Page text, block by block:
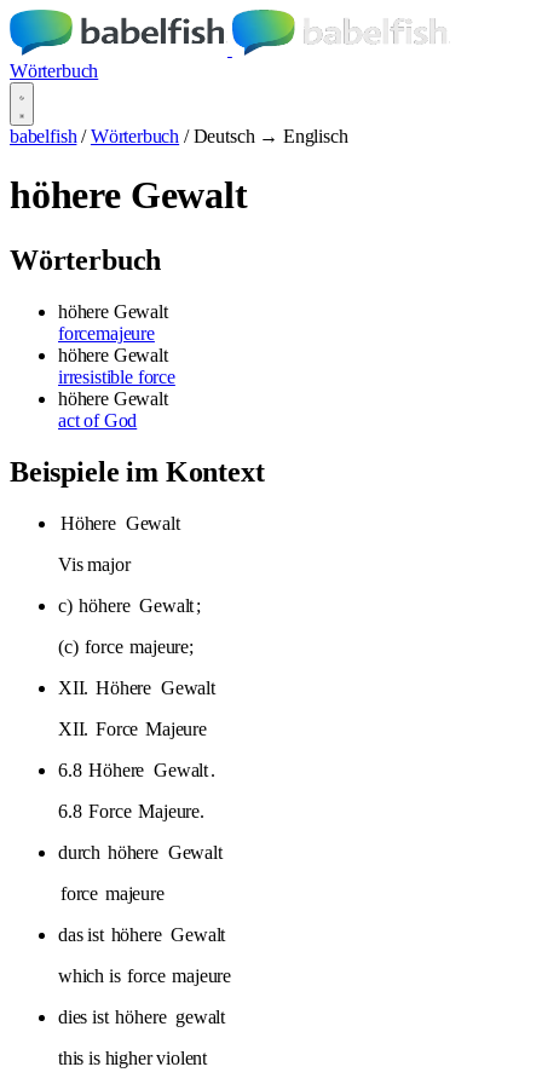
Wörterbuch
babelfish / Wörterbuch / Deutsch → Englisch
höhere Gewalt
Wörterbuch
höhere Gewalt
forcemajeure
höhere Gewalt
irresistible force
höhere Gewalt
act of God
Beispiele im Kontext
Höhere Gewalt
Vis major
c) höhere Gewalt;
(c) force majeure;
XII. Höhere Gewalt
XII. Force Majeure
6.8 Höhere Gewalt.
6.8 Force Majeure.
durch höhere Gewalt
force majeure
das ist höhere Gewalt
which is force majeure
dies ist höhere gewalt
this is higher violent